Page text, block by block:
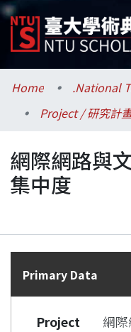
Communities &
Research Outputs
Fundings &
Researchers
Statistics
Home
Project / 研究計
網際網路與
集中度
Primary Data
Project
網